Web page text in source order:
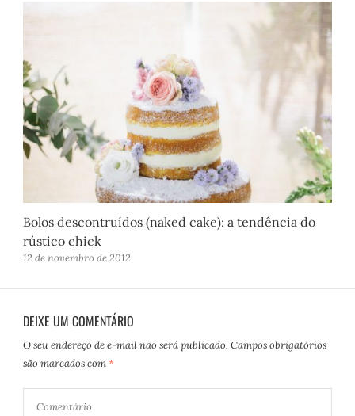
Bolos descontruídos (naked cake): a tendência do
rústico chick
12 de novembro de 2012
DEIXE UM COMENTÁRIO
O seu endereço de e-mail não será publicado. Campos obrigatórios
são marcados com *